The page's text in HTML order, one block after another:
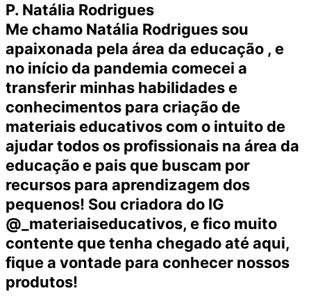
P. Natália Rodrigues
Me chamo Natália Rodrigues sou
apaixonada pela área da educação , e
no início da pandemia comecei a
transferir minhas habilidades e
conhecimentos para criação de
materiais educativos com o intuito de
ajudar todos os profissionais na área da
educação e pais que buscam por
recursos para aprendizagem dos
pequenos! Sou criadora do IG
@_materiaiseducativos, e fico muito
contente que tenha chegado até aqui,
fique a vontade para conhecer nossos
produtos!